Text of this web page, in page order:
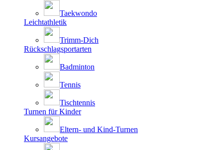
Taekwondo
Leichtathletik
Trimm-Dich
Rückschlagsportarten
Badminton
Tennis
Tischtennis
Turnen für Kinder
Eltern- und Kind-Turnen
Kursangebote